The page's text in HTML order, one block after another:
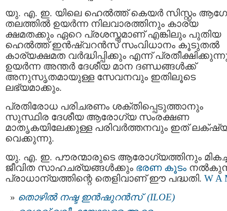
യു. എ. ഇ. യിലെ ഹെൽത്ത് കെയർ സിസ്റ്റം
തലത്തിൽ ഉയർന്ന നിലവാരത്തിനും കാര്യ
ക്ഷമതക്കും ഏറെ പ്രശസ്തമാണ് എങ്കിലും പുതിയ
ഹെൽത്ത് ഇൻഷ്വറൻസ് സംവിധാനം കൂടുതൽ
കാര്യക്ഷമത വർദ്ധിപ്പിക്കും എന്ന്
ഉയർന്ന അന്തർ ദേശീയ മാന ദണ്ഡങ്ങൾക്ക്
അനുസൃതമായുള്ള സേവനവും ഇതിലൂടെ
ലഭ്യമാക്കും.
പ്രതിരോധ പരിചരണം ശക്തിപ്പെടുത്താനും
സുസ്ഥിര ദേശീയ ആരോഗ്യ സംരക്ഷണ
മാതൃകയിലേക്കുള്ള പരിവർത്തനവും ഇത്
വെക്കുന്നു.
യു. എ. ഇ. പൗരന്മാരുടെ ആരോഗ്യത്തിനും
ജീവിത സാഹചര്യങ്ങൾക്കും ഭരണ കൂടം
പ്രാധാന്യത്തിന്റെ തെളിവാണ് ഈ പദ്ധതി. W A
തൊഴില്‍ നഷ്ട ഇന്‍ഷുറന്‍സ് (ILOE)